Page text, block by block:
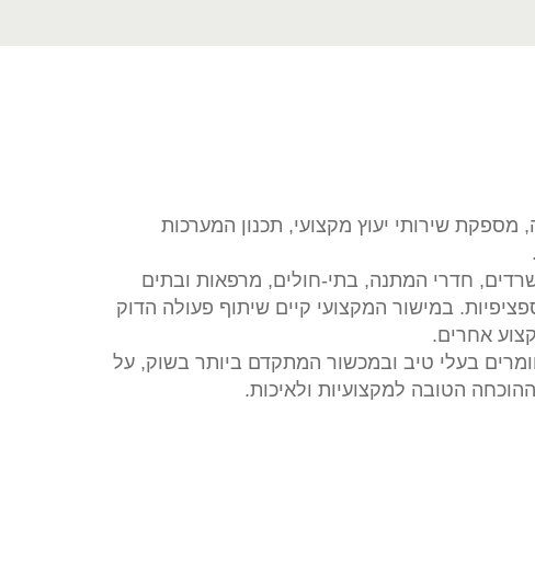
מספקת שירותי יעוץ מקצועי, תכנון המערכות
חדרי המתנה, בתי-חולים, מרפאות ובתים
במישור המקצועי קיים שיתוף פעולה הדוק
אחרים.
בעלי טיב ובמכשור המתקדם ביותר בשוק, על
הטובה למקצועיות ולאיכות.